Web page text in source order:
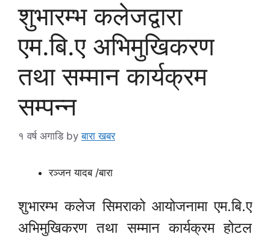
शुभारम्भ कलेजद्वारा
एम.बि.ए अभिमुखिकरण
तथा सम्मान कार्यक्रम
सम्पन्न
१ वर्ष अगाडि byबारा खबर
रञ्जन यादब /बारा
शुभारम्भ कलेज सिमराको आयोजनामा एम.बि.ए
अभिमुखिकरण तथा सम्मान कार्यक्रम होटल